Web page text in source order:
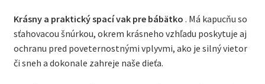
Krásny a praktický spací vak pre bábätko . Má kapucňu so
sťahovacou šnúrkou, okrem krásneho vzhľadu poskytuje aj
ochranu pred poveternostnými vplyvmi, ako je silný vietor
či sneh a dokonale zahreje naše dieťa.